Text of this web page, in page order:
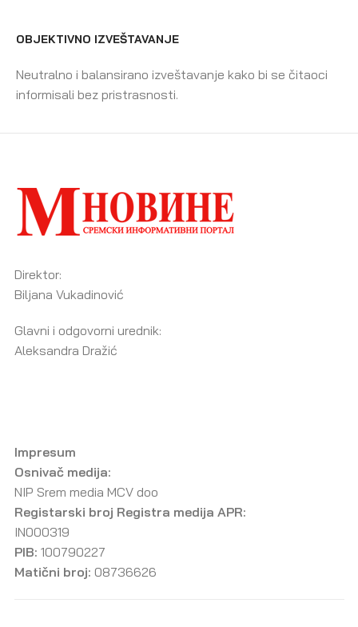
OBJEKTIVNO IZVEŠTAVANJE
Neutralno i balansirano izveštavanje kako bi se čitaoci
informisali bez pristrasnosti.
Direktor:
Biljana Vukadinović
Glavni i odgovorni urednik:
Aleksandra Dražić
Impresum
Osnivač medija:
NIP Srem media MCV doo
Registarski broj Registra medija APR:
IN000319
PIB: 100790227
Matični broj: 08736626